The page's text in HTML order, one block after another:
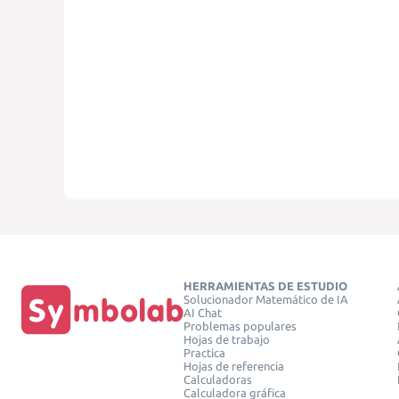
HERRAMIENTAS DE ESTUDIO
Solucionador Matemático de IA
AI Chat
Problemas populares
Hojas de trabajo
Practica
Hojas de referencia
Calculadoras
Calculadora gráfica